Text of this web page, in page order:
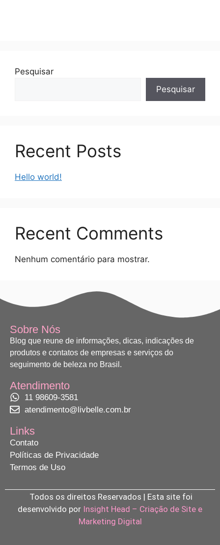
Pesquisar
Pesquisar
Recent Posts
Hello world!
Recent Comments
Nenhum comentário para mostrar.
Sobre Nós
Blog que reune de informações, dicas, indicações de
produtos e contatos de empresas e serviços do
seguimento de beleza no Brasil.
Atendimento
11 98609-3581
atendimento@livbelle.com.br
Links
Contato
Políticas de Privacidade
Termos de Uso
Todos os direitos Reservados | Esta site foi
desenvolvido por Insight Head – Criação de Site e
Marketing Digital